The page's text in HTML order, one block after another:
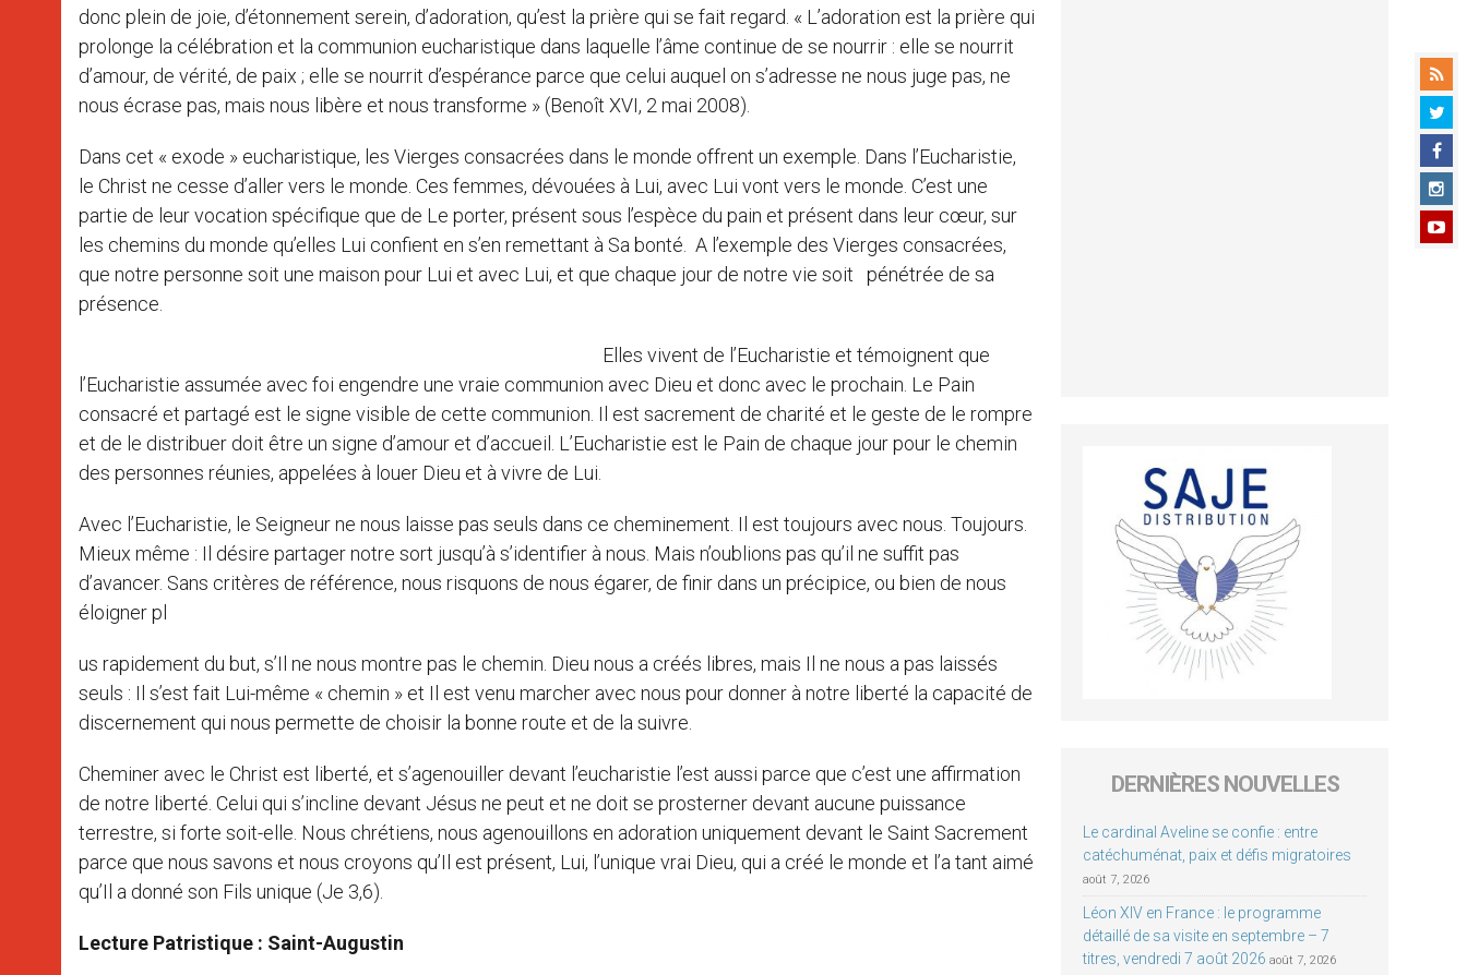
donc plein de joie, d’étonnement serein, d’adoration, qu’est la prière qui se fait regard. « L’adoration est la prière qui
prolonge la célébration et la communion eucharistique dans laquelle l’âme continue de se nourrir : elle se nourrit
d’amour, de vérité, de paix ; elle se nourrit d’espérance parce que celui auquel on s’adresse ne nous juge pas, ne
nous écrase pas, mais nous libère et nous transforme » (Benoît XVI, 2 mai 2008).
Dans cet « exode » eucharistique, les Vierges consacrées dans le monde offrent un exemple. Dans l’Eucharistie,
le Christ ne cesse d’aller vers le monde. Ces femmes, dévouées à Lui, avec Lui vont vers le monde. C’est une
partie de leur vocation spécifique que de Le porter, présent sous l’espèce du pain et présent dans leur cœur, sur
les chemins du monde qu’elles Lui confient en s’en remettant à Sa bonté. A l’exemple des Vierges consacrées,
que notre personne soit une maison pour Lui et avec Lui, et que chaque jour de notre vie soit pénétrée de sa
présence.
Elles vivent de l’Eucharistie et témoignent que
l’Eucharistie assumée avec foi engendre une vraie communion avec Dieu et donc avec le prochain. Le Pain
consacré et partagé est le signe visible de cette communion. Il est sacrement de charité et le geste de le rompre
et de le distribuer doit être un signe d’amour et d’accueil. L’Eucharistie est le Pain de chaque jour pour le chemin
des personnes réunies, appelées à louer Dieu et à vivre de Lui.
Avec l’Eucharistie, le Seigneur ne nous laisse pas seuls dans ce cheminement. Il est toujours avec nous. Toujours.
Mieux même : Il désire partager notre sort jusqu’à s’identifier à nous. Mais n’oublions pas qu’il ne suffit pas
d’avancer. Sans critères de référence, nous risquons de nous égarer, de finir dans un précipice, ou bien de nous
éloigner pl
us rapidement du but, s’Il ne nous montre pas le chemin. Dieu nous a créés libres, mais Il ne nous a pas laissés
seuls : Il s’est fait Lui-même « chemin » et Il est venu marcher avec nous pour donner à notre liberté la capacité de
discernement qui nous permette de choisir la bonne route et de la suivre.
Cheminer avec le Christ est liberté, et s’agenouiller devant l’eucharistie l’est aussi parce que c’est une affirmation
de notre liberté. Celui qui s’incline devant Jésus ne peut et ne doit se prosterner devant aucune puissance
terrestre, si forte soit-elle. Nous chrétiens, nous agenouillons en adoration uniquement devant le Saint Sacrement
parce que nous savons et nous croyons qu’Il est présent, Lui, l’unique vrai Dieu, qui a créé le monde et l’a tant aimé
qu’Il a donné son Fils unique (Je 3,6).
Lecture Patristique : Saint-Augustin
DERNIÈRES NOUVELLES
Le cardinal Aveline se confie : entre
catéchuménat, paix et défis migratoires
août 7, 2026
Léon XIV en France : le programme
détaillé de sa visite en septembre – 7
titres, vendredi 7 août 2026 août 7, 2026